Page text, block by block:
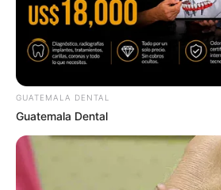
ดูดวง
วันที่ 1 ส.ค. 2569 วันคล้
มรรคผลพระโพธิสัตว์กว
GUATEMALA DENTAL
Guatemala Dental